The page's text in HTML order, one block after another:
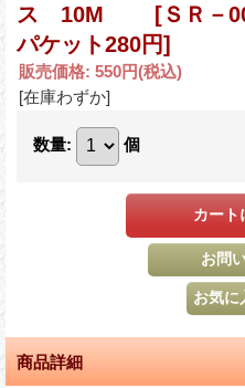
ス 10M [ＳＲ－
パケット280円]
販売価格: 550円(税込)
[在庫わずか]
数量: 個
商品詳細